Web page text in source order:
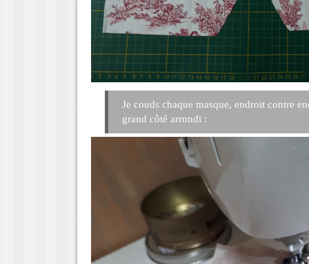
Je couds chaque masque, endroit contre
grand côté arrondi :